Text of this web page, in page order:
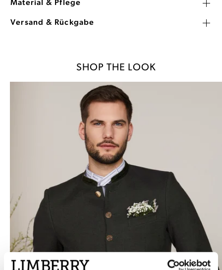
Material & Pflege
Versand & Rückgabe
SHOP THE LOOK